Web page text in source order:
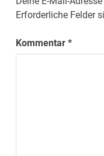
Erforderliche Felder
Kommentar*